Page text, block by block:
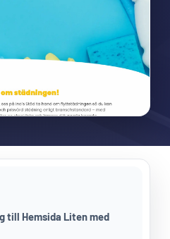
till Hemsida Liten med